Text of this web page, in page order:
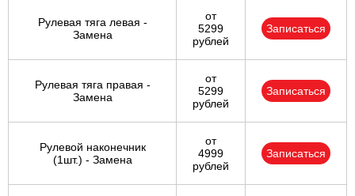
Рулевая тяга левая -
Замена
от
5299
рублей
Записаться
Рулевая тяга правая -
Замена
от
5299
рублей
Записаться
Рулевой наконечник
(1шт.) - Замена
от
4999
рублей
Записаться